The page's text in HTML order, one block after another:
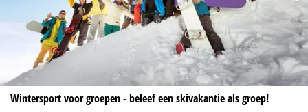
Wintersport voor groepen - beleef een skivakantie als groep!